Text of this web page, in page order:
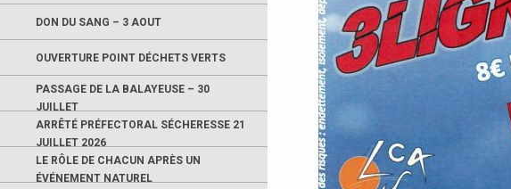
DON DU SANG – 3 AOUT
OUVERTURE POINT DÉCHETS VERTS
PASSAGE DE LA BALAYEUSE – 30
JUILLET
ARRÊTÉ PRÉFECTORAL SÉCHERESSE 21
JUILLET 2026
LE RÔLE DE CHACUN APRÈS UN
ÉVÉNEMENT NATUREL